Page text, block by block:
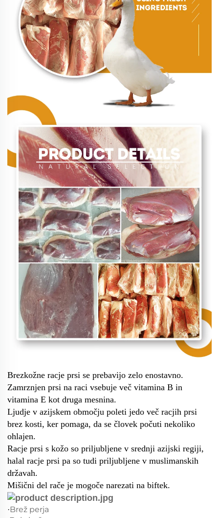
Brezkožne racje prsi se prebavijo zelo enostavno.
Zamrznjen prsi na raci vsebuje več vitamina B in
vitamina E kot druga mesnina.
Ljudje v azijskem območju poleti jedo več racjih prsi
brez kosti, ker pomaga, da se človek počuti nekoliko
ohlajen.
Racje prsi s kožo so priljubljene v srednji azijski regiji,
halal racje prsi pa so tudi priljubljene v muslimanskih
državah.
Mišični del rače je mogoče narezati na biftek.
·Brež perja